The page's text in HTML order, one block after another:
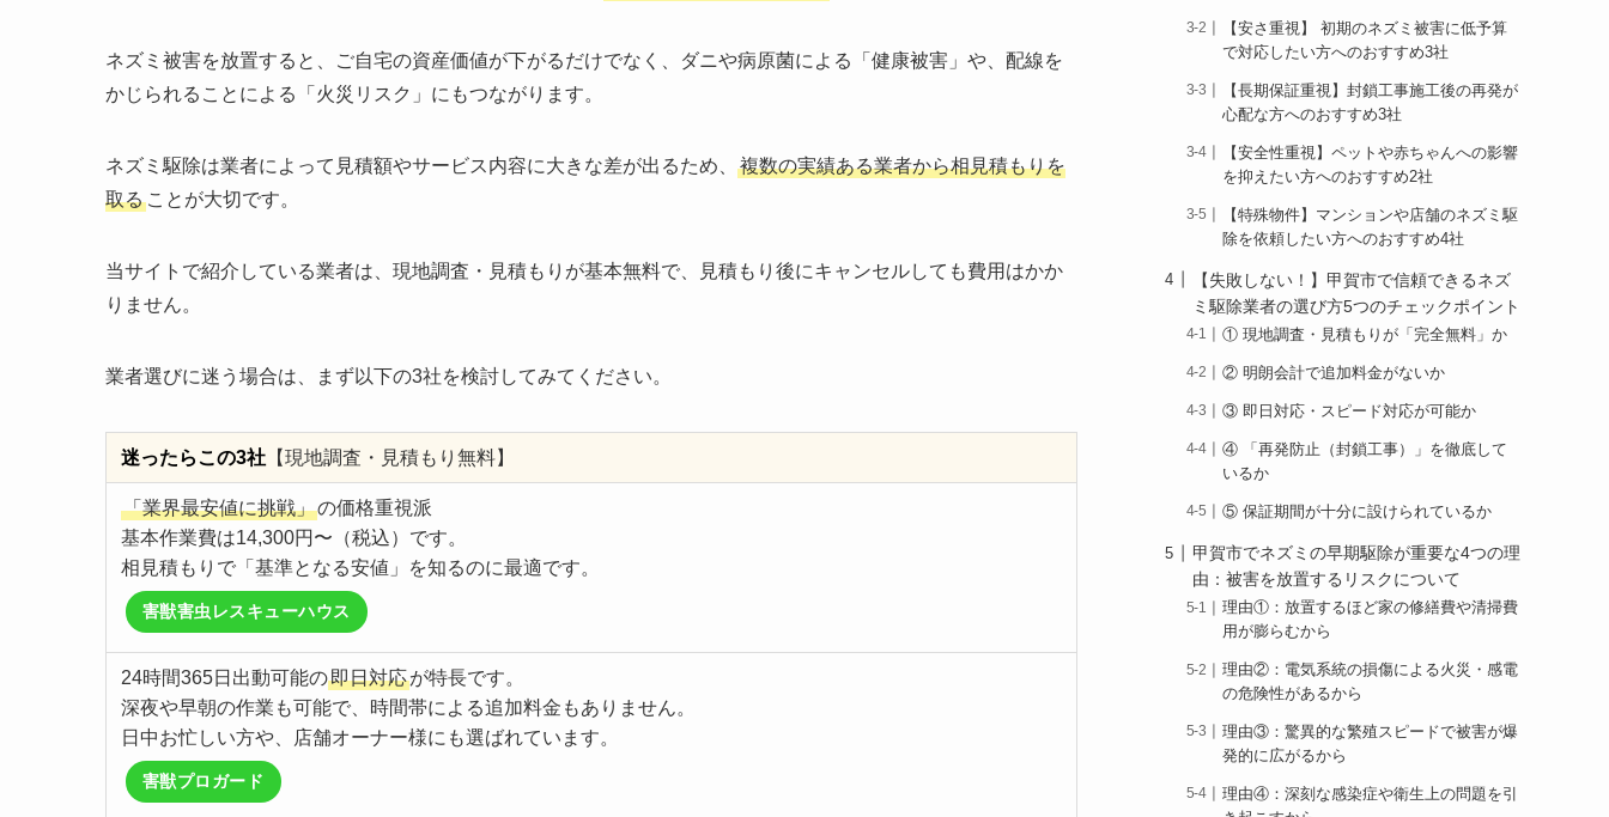
ネズミ被害を放置すると、ご自宅の資産価値が下がるだけでなく、ダニや病原菌による「健康被害」や、配線を
かじられることによる「火災リスク」にもつながります。
ネズミ駆除は業者によって見積額やサービス内容に大きな差が出るため、
複数の実績ある業者から相見積もりを
取る ことが大切です。
当サイトで紹介している業者は、現地調査・見積もりが基本無料で、見積もり後にキャンセルしても費用はかか
りません。
業者選びに迷う場合は、まず以下の3社を検討してみてください。
迷ったらこの3社 【現地調査・見積もり無料】
「業界最安値に挑戦」の価格重視派
基本作業費は14,300円〜（税込）です。
相見積もりで「基準となる安値」を知るのに最適です。
害獣害虫レスキューハウス
24時間365日出動可能の即日対応が特長です。
深夜や早朝の作業も可能で、時間帯による追加料金もありません。
日中お忙しい方や、店舗オーナー様にも選ばれています。
害獣プロガード
【安さ重視】 初期のネズミ被害に低予算
で対応したい方へのおすすめ3社
【長期保証重視】封鎖工事施工後の再発が
心配な方へのおすすめ3社
【安全性重視】ペットや赤ちゃんへの影響
を抑えたい方へのおすすめ2社
【特殊物件】マンションや店舗のネズミ駆
除を依頼したい方へのおすすめ4社
【失敗しない！】甲賀市で信頼できるネズ
ミ駆除業者の選び方5つのチェックポイント
① 現地調査・見積もりが「完全無料」か
② 明朗会計で追加料金がないか
③ 即日対応・スピード対応が可能か
④ 「再発防止（封鎖工事）」を徹底して
いるか
⑤ 保証期間が十分に設けられているか
甲賀市でネズミの早期駆除が重要な4つの理
由：被害を放置するリスクについて
理由①：放置するほど家の修繕費や清掃費
用が膨らむから
理由②：電気系統の損傷による火災・感電
の危険性があるから
理由③：驚異的な繁殖スピードで被害が爆
発的に広がるから
理由④：深刻な感染症や衛生上の問題を引